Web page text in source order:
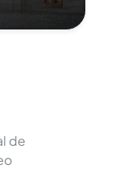
de